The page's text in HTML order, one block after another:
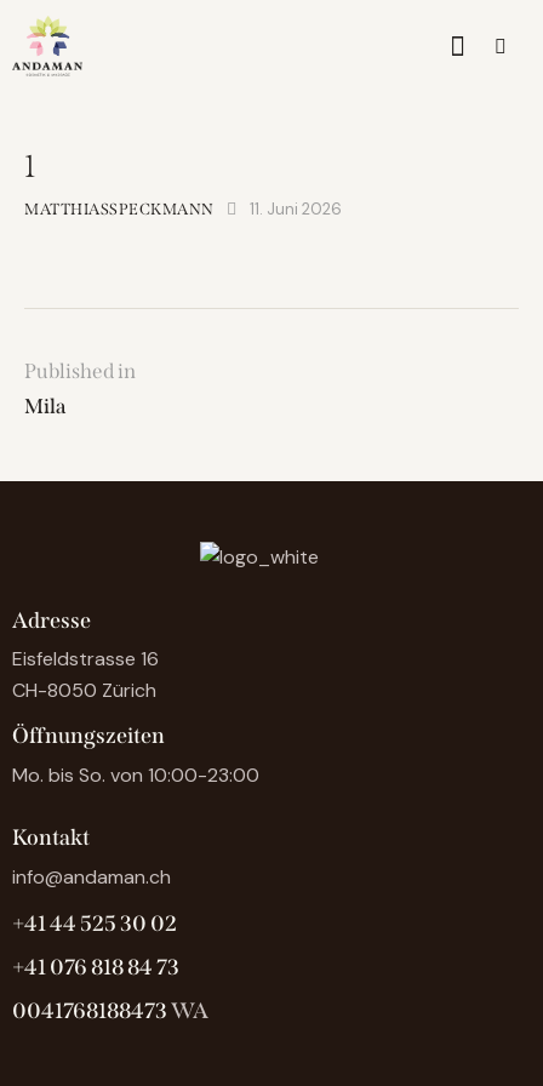
1
MATTHIASSPECKMANN 11. Juni 2026
Published in
Mila
Adresse
Eisfeldstrasse 16
CH-8050 Zürich
Öffnungszeiten
Mo. bis So. von 10:00-23:00
Kontakt
info@andaman.ch
+41 44 525 30 02
+41 076 818 84 73
0041768188473WA